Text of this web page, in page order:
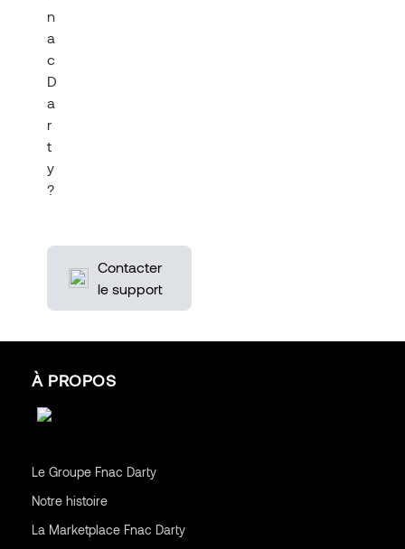
n
a
c
D
a
r
t
y
?
Contacter
le support
À PROPOS
Le Groupe Fnac Darty
Notre histoire
La Marketplace Fnac Darty